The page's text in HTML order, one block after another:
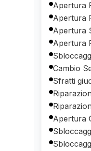
Apertura
Apertura
Apertura
Apertura
Cambio
Sfratti
Apertura